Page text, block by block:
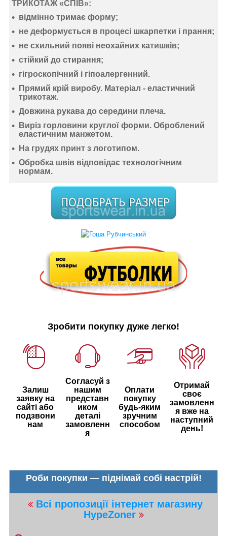
ТРИКОТАЖ «СПІВ»:
відмінно тримає форму;
не деформується в процесі шкарпетки і прання;
не схильний появі неохайних катишків;
стійкий до стирання;
гігроскопічний і гіпоалергенний.
Прямий крій виробу. Матеріал - еластичний
трикотаж.
Довжина рукава до середини плеча.
Виріз горловини круглої форми. Оброблений
еластичним манжетом.
На грудях принт з логотипом.
Обробка швів відповідає технологічним
нормам.
Зробити покупку дуже легко!
Залиш
заявку на
сайті або
подзвони
нам
Согласуй з
нашим
представн
иком
деталі
замовленн
я
Оплати
покупку
будь-яким
зручним
способом
Отримай
своє
замовленн
я вже на
наступний
день!
Роби покупки — піднімай собі настрій!
Всі пропозиції інтернет магазину
HypeZoner